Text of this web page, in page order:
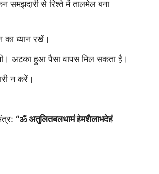
समझदारी से रिश्ते में तालमेल बना
ध्यान रखें।
अटका हुआ पैसा वापस मिल सकता है।
न करें।
“ॐ अतुलितबलधामं हेमशैलाभदेहं